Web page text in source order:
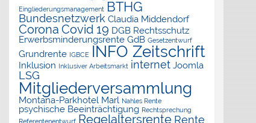
Eingliederungsmanagement BTHG
Bundesnetzwerk Claudia Middendorf
Corona Covid 19 DGB Rechtsschutz
Erwerbsminderungsrente GdB Gesetzentwurf
Grundrente IGBCE INFO Zeitschrift
Inklusion Inklusiver Arbeitsmarkt internet Joomla
LSG
Mitgliederversammlung
Montana-Parkhotel Marl Nahles Rente
psychische Beeinträchtigung Rechtsprechung
Referentenentwurf Regelaltersrente Rente